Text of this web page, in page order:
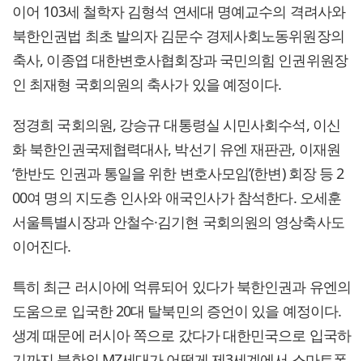
이어 103세 철학자 김형석 연세대 명예교수의 격려사와
북한인권법 최초 발의자 김문수 경제사회노동위원장의
축사, 이종엽 대한변호사협회장과 국민의힘 인권위원장
인 최재형 국회의원의 축사가 있을 예정이다.
정경희 국회의원, 강승규 대통령실 시민사회수석, 이신
화 북한인권국제협력대사, 박선기 유엔 재판관, 이재원
‘한반도 인권과 통일을 위한 변호사모임’(한변) 회장 등 2
00여 명의 지도층 인사와 애국인사가 참석한다. 오세훈
서울특별시장과 안철수·김기현 국회의원의 영상축사도
이어진다.
특히 최근 러시아에 억류되어 있다가 북한인권과 유엔의
도움으로 입국한 20대 탈북민의 증언이 있을 예정이다.
생계 때문에 러시아 쪽으로 갔다가 대한민국으로 입국하